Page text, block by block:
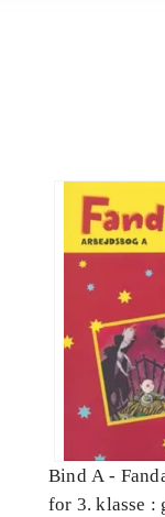
Bind A -
for 3. klasse :